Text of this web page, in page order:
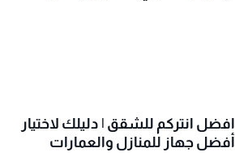
افضل انتركم للشقق | دليلك لاختيار
أفضل جهاز للمنازل والعمارات